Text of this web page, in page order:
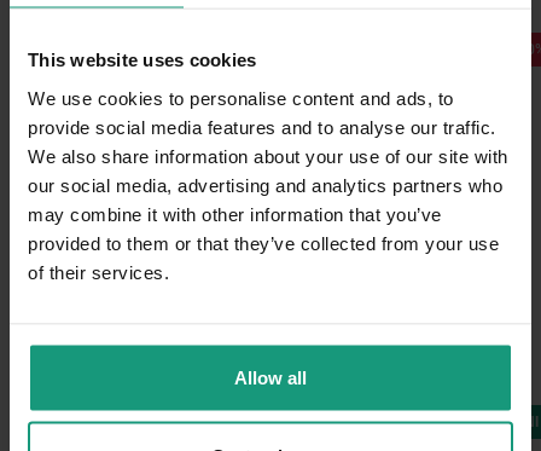
This website uses cookies
We use cookies to personalise content and ads, to
provide social media features and to analyse our traffic.
We also share information about your use of our site with
our social media, advertising and analytics partners who
may combine it with other information that you’ve
provided to them or that they’ve collected from your use
of their services.
Allow all
DNI KOTA
-